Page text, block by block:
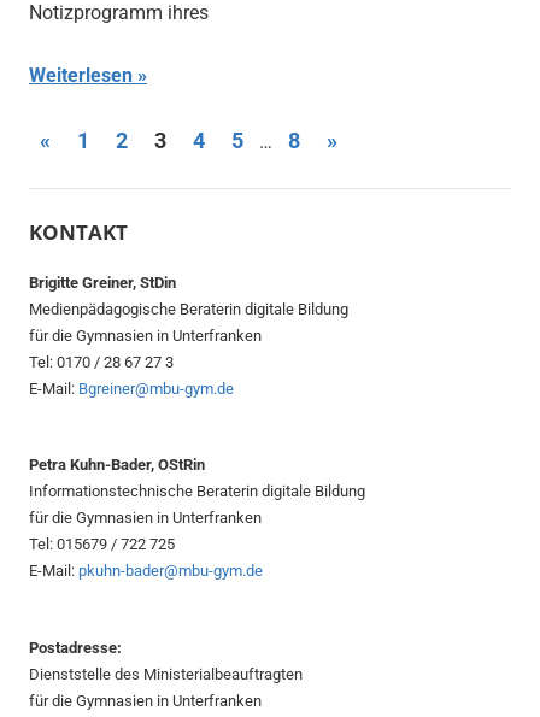
Notizprogramm ihres
Weiterlesen
Seitennummerierung
der
Beiträge
« Vorherige
1 2 3 4 5 … 8
Nächste
»
KONTAKT
Brigitte Greiner, StDin
Medienpädagogische Beraterin digitale Bildung
für die Gymnasien in Unterfranken
Tel: 0170 / 28 67 27 3
E-Mail: Bgreiner@mbu-gym.de
Petra Kuhn-Bader, OStRin
Informationstechnische Beraterin digitale Bildung
für die Gymnasien in Unterfranken
Tel: 015679 / 722 725
E-Mail: pkuhn-bader@mbu-gym.de
Postadresse:
Dienststelle des Ministerialbeauftragten
für die Gymnasien in Unterfranken